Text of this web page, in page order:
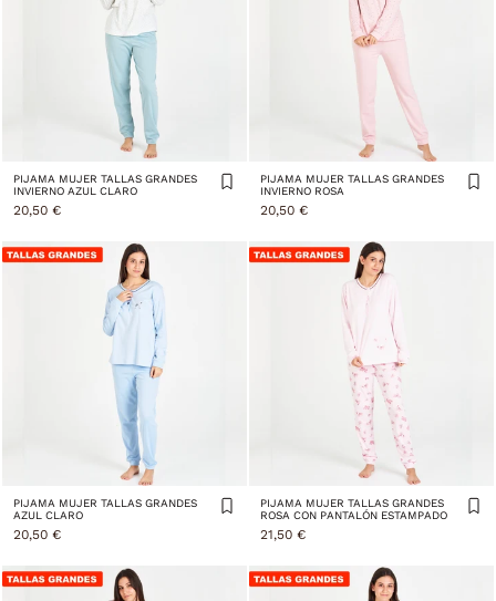
PIJAMA MUJER TALLAS GRANDES
INVIERNO AZUL CLARO
20,50 €
PIJAMA MUJER TALLAS GRANDES
INVIERNO ROSA
20,50 €
PIJAMA MUJER TALLAS GRANDES
AZUL CLARO
20,50 €
PIJAMA MUJER TALLAS GRANDES
ROSA CON PANTALÓN ESTAMPADO
21,50 €